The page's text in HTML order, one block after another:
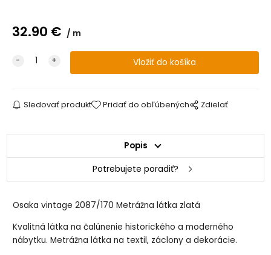
32.90 € m
Sledovať produkt Pridať do obľúbených Zdielať
Popis
Potrebujete poradiť?
Osaka vintage 2087/170 Metrážna látka zlatá
Kvalitná látka na čalúnenie historického a moderného
nábytku. Metrážna látka na textil, záclony a dekorácie.